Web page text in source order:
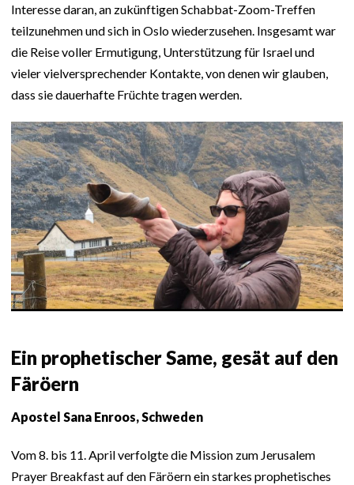
Interesse daran, an zukünftigen Schabbat-Zoom-Treffen
teilzunehmen und sich in Oslo wiederzusehen. Insgesamt war
die Reise voller Ermutigung, Unterstützung für Israel und
vieler vielversprechender Kontakte, von denen wir glauben,
dass sie dauerhafte Früchte tragen werden.
Ein prophetischer Same, gesät auf den
Färöern
Apostel Sana Enroos, Schweden
Vom 8. bis 11. April verfolgte die Mission zum Jerusalem
Prayer Breakfast auf den Färöern ein starkes prophetisches